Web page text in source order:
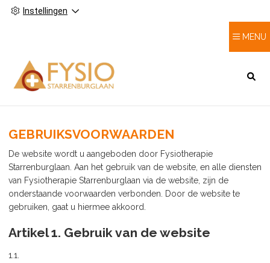
Instellingen
MENU
GEBRUIKSVOORWAARDEN
De website wordt u aangeboden door Fysiotherapie
Starrenburglaan. Aan het gebruik van de website, en alle diensten
van Fysiotherapie Starrenburglaan via de website, zijn de
onderstaande voorwaarden verbonden. Door de website te
gebruiken, gaat u hiermee akkoord.
Artikel 1. Gebruik van de website
1.1.